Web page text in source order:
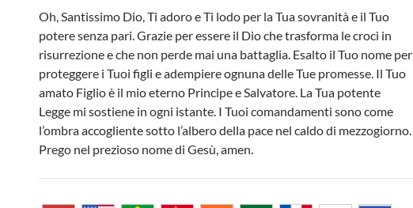
Oh, Santissimo Dio, Ti adoro e Ti lodo per la Tua sovranità e il Tuo
potere senza pari. Grazie per essere il Dio che trasforma le croci in
risurrezione e che non perde mai una battaglia. Esalto il Tuo nome per
proteggere i Tuoi figli e adempiere ognuna delle Tue promesse. Il Tuo
amato Figlio è il mio eterno Principe e Salvatore. La Tua potente
Legge mi sostiene in ogni istante. I Tuoi comandamenti sono come
l’ombra accogliente sotto l’albero della pace nel caldo di mezzogiorno.
Prego nel prezioso nome di Gesù, amen.